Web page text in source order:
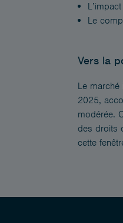
Le
Vers la
Le
2025,
modérée.
des droits
cette